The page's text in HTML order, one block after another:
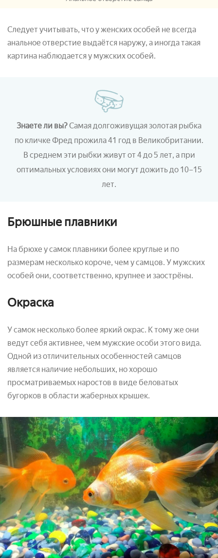
Следует учитывать, что у женских особей не всегда
анальное отверстие выдаётся наружу, а иногда такая
картина наблюдается у мужских особей.
Знаете ли вы?Самая долгоживущая золотая рыбка
по кличке Фред прожила 41 год в Великобритании.
В среднем эти рыбки живут от 4 до 5 лет, а при
оптимальных условиях они могут дожить до 10–15
лет.
Брюшные плавники
На брюхе у самок плавники более круглые и по
размерам несколько короче, чем у самцов. У мужских
особей они, соответственно, крупнее и заострёны.
Окраска
У самок несколько более яркий окрас. К тому же они
ведут себя активнее, чем мужские особи этого вида.
Одной из отличительных особенностей самцов
является наличие небольших, но хорошо
просматриваемых наростов в виде беловатых
бугорков в области жаберных крышек.